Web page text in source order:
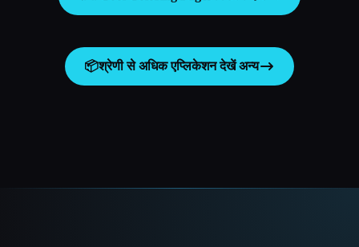
📦श्रेणी से अधिक एप्लिकेशन देखेंअन्य